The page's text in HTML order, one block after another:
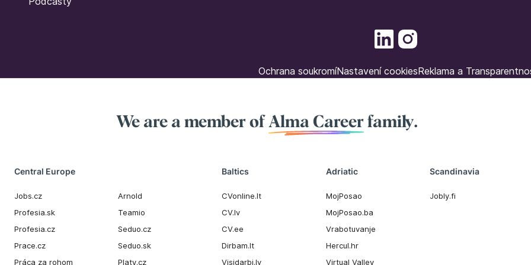
Ochrana soukromíNastavení cookiesReklama a
We are a member of Alma Careerfamily.
Central Europe
Jobs.cz
Profesia.sk
Profesia.cz
Prace.cz
Práca za rohom
Arnold
Teamio
Seduo.cz
Seduo.sk
Platy.cz
Baltics
CVonline.lt
CV.lv
CV.ee
Dirbam.It
Visidarbi.lv
Adriatic
MojPosao
MojPosao.ba
Vrabotuvanje
Hercul.hr
Virtual Valley
Scandinavia
Jobly.fi